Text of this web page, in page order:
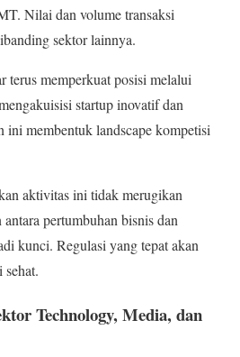
Nilai dan volume transaksi
sektor lainnya.
terus memperkuat posisi melalui
startup inovatif dan
ini membentuk landscape kompetisi
aktivitas ini tidak merugikan
pertumbuhan bisnis dan
kunci. Regulasi yang tepat akan
Technology, Media, dan